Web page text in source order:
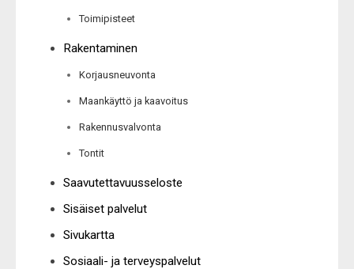
Toimipisteet
Rakentaminen
Korjausneuvonta
Maankäyttö ja kaavoitus
Rakennusvalvonta
Tontit
Saavutettavuusseloste
Sisäiset palvelut
Sivukartta
Sosiaali- ja terveyspalvelut